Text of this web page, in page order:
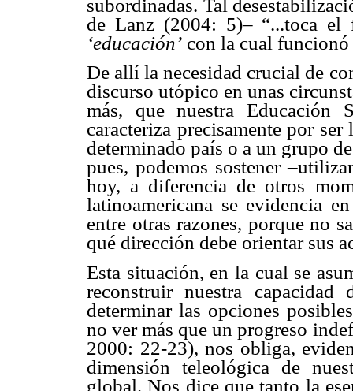
subordinadas. Tal
de Lanz (2004: 5)– “...toca
‘educación’ con la cual
De allí la necesidad crucial de
discurso utópico en unas
más, que nuestra
caracteriza precisamente por
determinado país o a un grupo
pues, podemos sostener
hoy, a diferencia de otros
latinoamericana se evidencia
entre otras razones, porque no
qué dirección debe orientar sus
Esta situación, en la cual se
reconstruir nuestra
determinar las opciones
no ver más que un progreso
2000: 22-23), nos obliga,
dimensión teleológica de
global. Nos dice que tanto la